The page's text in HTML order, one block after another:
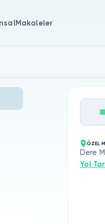
Makaleler
ÖZEL
Dere
Yol